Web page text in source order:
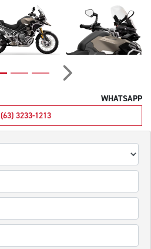
Próximo
WHATSAPP
(63) 3233-1213